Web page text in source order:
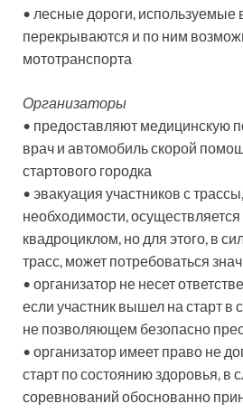
• лесные дороги, используемые
перекрываются и по ним
мототранспорта
Организаторы
• предоставляют медицинскую
врач и автомобиль скорой
стартового городка
• эвакуация участников с
необходимости,
квадроциклом, но для этого, в
трасс, может потребоваться
• организатор не несет
если участник вышел на старт в
не позволяющем безопасно
• организатор имеет право не
старт по состоянию здоровья, в
соревнований обоснованно